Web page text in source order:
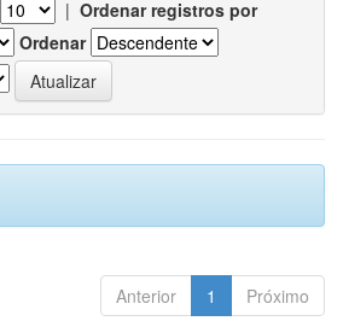
| Ordenar registros por
Ordenar
Anterior 1 Próximo